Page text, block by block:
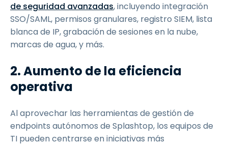
de seguridad avanzadas, incluyendo integración
SSO/SAML, permisos granulares, registro SIEM, lista
blanca de IP, grabación de sesiones en la nube,
marcas de agua, y más.
2. Aumento de la eficiencia
operativa
Al aprovechar las herramientas de gestión de
endpoints autónomos de Splashtop, los equipos de
TI pueden centrarse en iniciativas más